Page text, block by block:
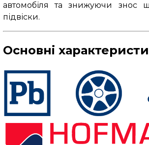
автомобіля та знижуючи знос
підвіски.
Основні